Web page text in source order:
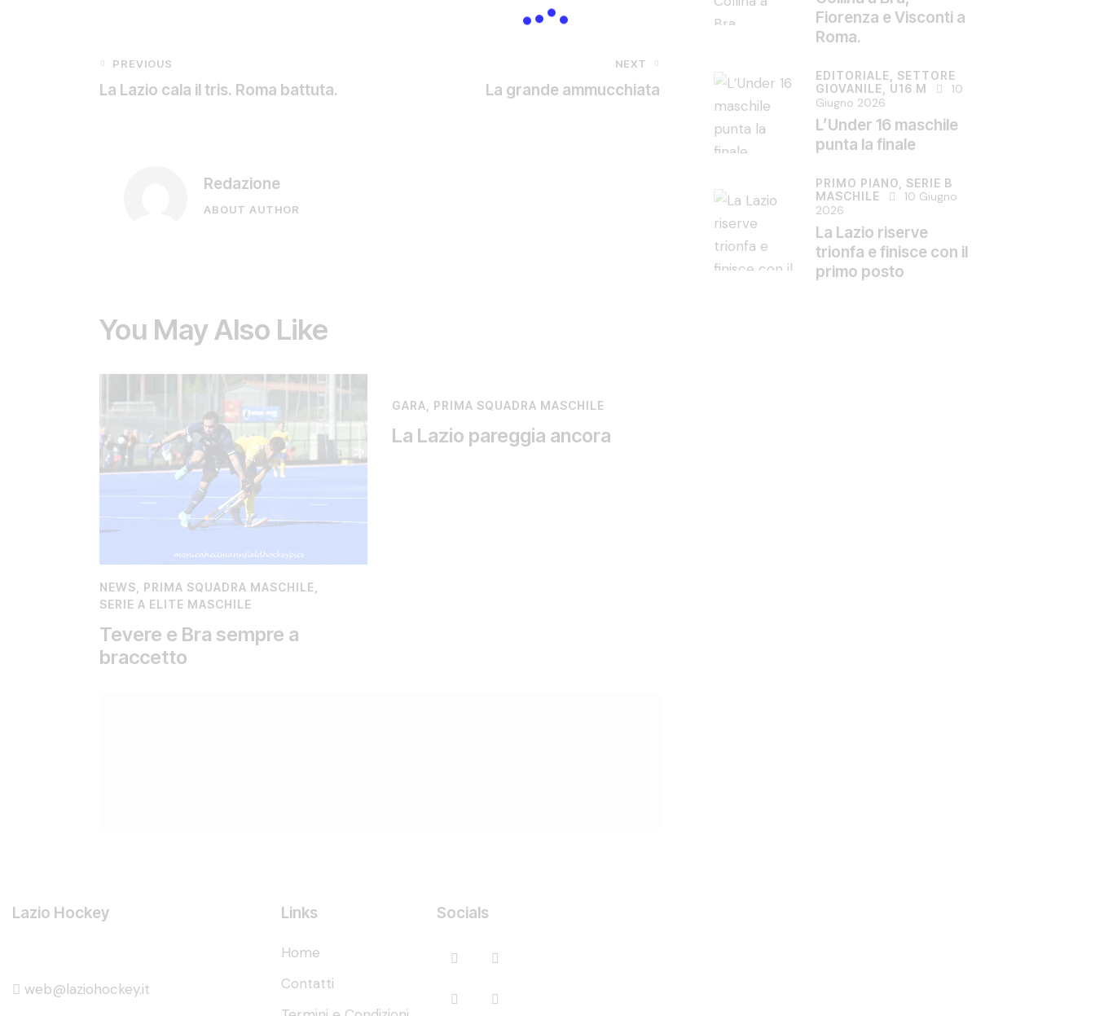
PREVIOUS
La Lazio cala il tris. Roma battuta.
NEXT
La grande ammucchiata
Redazione
ABOUT AUTHOR
You May Also Like
NEWS PRIMA SQUADRA MASCHILE
SERIE A ELITE MASCHILE
Tevere e Bra sempre a
braccetto
GARA PRIMA SQUADRA MASCHILE
La Lazio pareggia ancora
Fiorenza e Visconti a
Roma.
EDITORIALE, SETTORE
GIOVANILE, U16 M
10
Giugno 2026
L’Under 16 maschile
punta la finale
PRIMO PIANO, SERIE B
MASCHILE
10 Giugno
2026
La Lazio riserve
trionfa e finisce con il
primo posto
Lazio Hockey
web@laziohockey.it
Links
Home
Contatti
Socials